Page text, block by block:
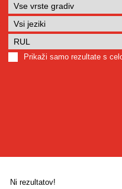
Prikaži samo rezultate s
Ni rezultatov!